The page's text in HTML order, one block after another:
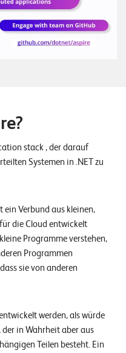
f
o
f
e
n
e
U
n
stack , der darauf
Systemen in .NET zu
Verbund aus kleinen,
die Cloud entwickelt
Programme verstehen,
Programmen
sie von anderen
werden, als würde
in Wahrheit aber aus
Teilen besteht. Ein